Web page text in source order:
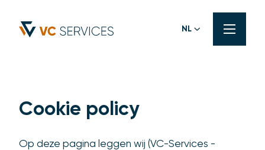
NL
Cookie policy
Op deze pagina leggen wij (VC-Services -